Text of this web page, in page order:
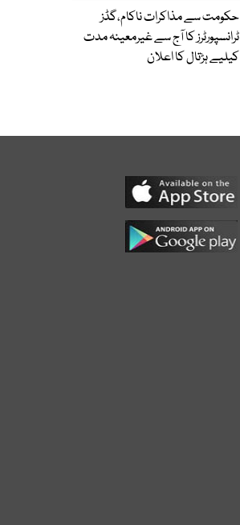
حکومت سے مذاکرات ناکام،گڈز
ٹرانسپورٹرز کا آج سے غیرمعینہ مدت
کیلیے ہڑتال کا اعلان